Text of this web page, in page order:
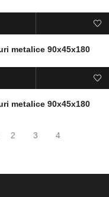
metalice 90x45x180
metalice 90x45x180
2 3 4